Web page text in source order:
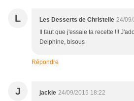
L Les Desserts de Christelle 24/
Il faut que j'essaie ta recette !!!
Delphine, bisous
Répondre
J jackie 24/09/2015 18:22